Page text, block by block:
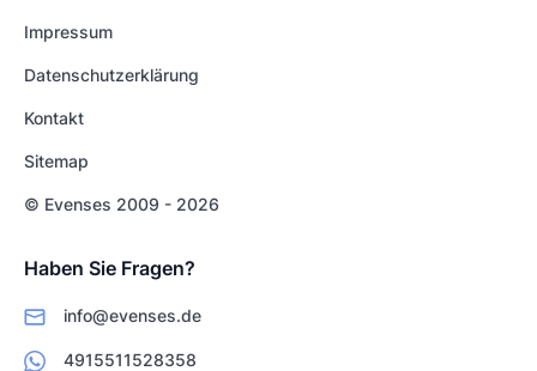
Impressum
Datenschutzerklärung
Kontakt
Sitemap
© Evenses 2009 - 2026
Haben Sie Fragen?
info@evenses.de
4915511528358